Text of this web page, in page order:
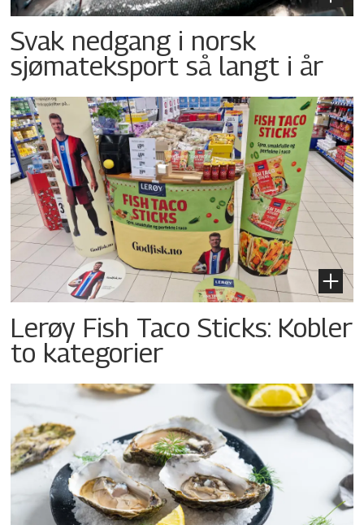
Svak nedgang i norsk
sjømateksport så langt i år
Lerøy Fish Taco Sticks: Kobler
to kategorier